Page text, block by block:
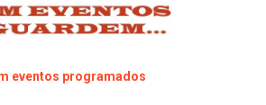
eventos programados